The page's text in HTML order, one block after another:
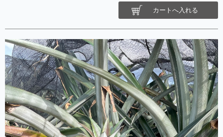
カートへ入れる